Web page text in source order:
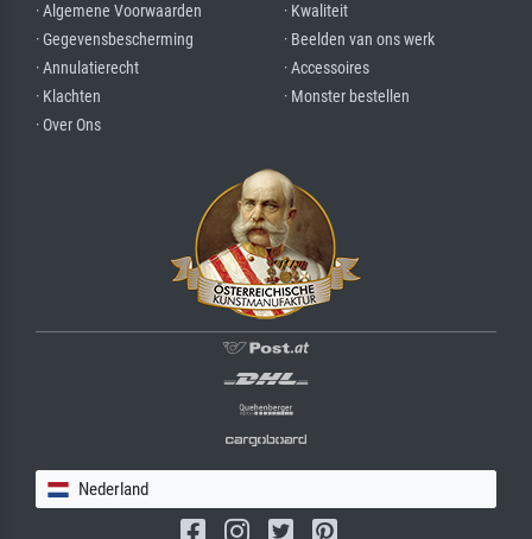
· Algemene Voorwaarden
· Gegevensbescherming
· Annulatierecht
· Klachten
· Over Ons
· Kwaliteit
· Beelden van ons werk
· Accessoires
· Monster bestellen
Nederland